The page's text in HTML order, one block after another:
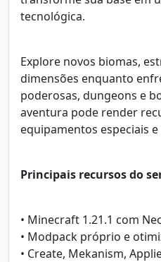
tecnológica.
Explore novos biomas,
dimensões enquanto
poderosas, dungeons e
aventura pode render
equipamentos especiais
Principais recursos do
• Minecraft 1.21.1 com
• Modpack próprio e
• Create, Mekanism,